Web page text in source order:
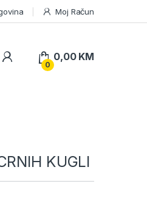
Moj Račun
0
0,00 KM
KUGLI